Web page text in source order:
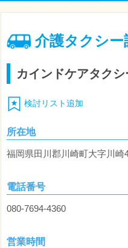
介護タクシー
カインドケアタク
検討リスト追加
所在地
福岡県田川郡川崎町大字川崎
電話番号
080-7694-4360
営業時間